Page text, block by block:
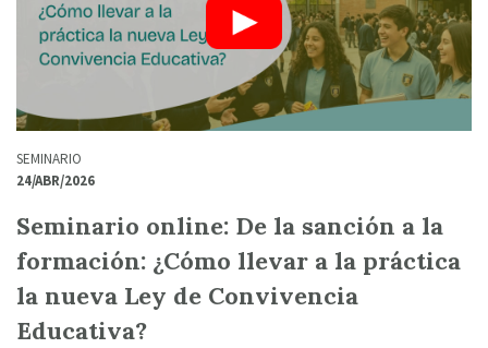
SEMINARIO
24/ABR/2026
Seminario online: De la sanción a la
formación: ¿Cómo llevar a la práctica
la nueva Ley de Convivencia
Educativa?